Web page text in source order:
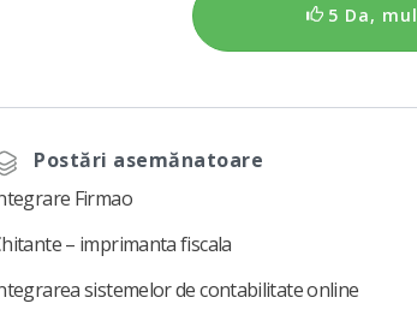
5 Da,
Postări asemănatoare
Firmao
– imprimanta fiscala
sistemelor de contabilitate online